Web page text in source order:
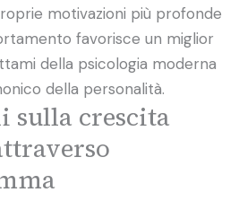
motivazioni più profonde
favorisce un miglior
della psicologia moderna
della personalità.
sulla crescita